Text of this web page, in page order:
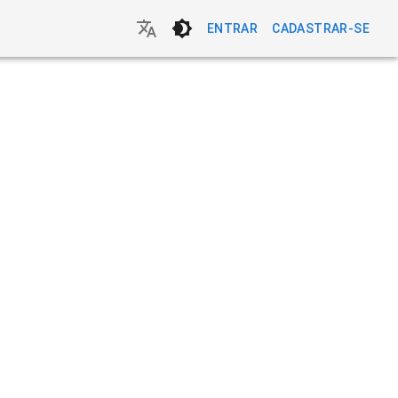
ENTRAR CADASTRAR-SE